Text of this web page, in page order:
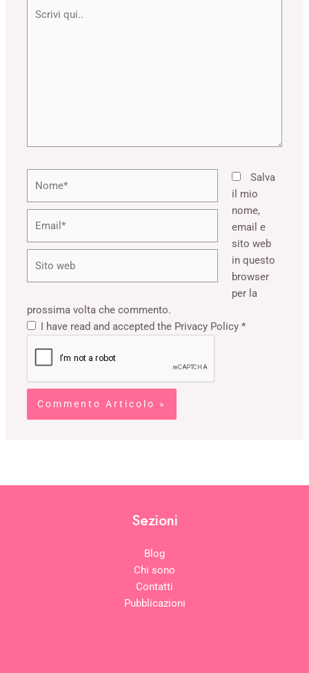
web
Salva
il mio
nome,
email e
sito web
in questo
browser
per la
prossima volta che commento.
I have read and accepted the Privacy Policy*
Sezioni
Blog
Chi sono
Contatti
Pubblicazioni